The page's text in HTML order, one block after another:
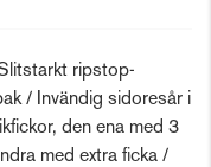
ripstop-
/ Invändig sidoresår i
den ena med 3
med extra ficka /